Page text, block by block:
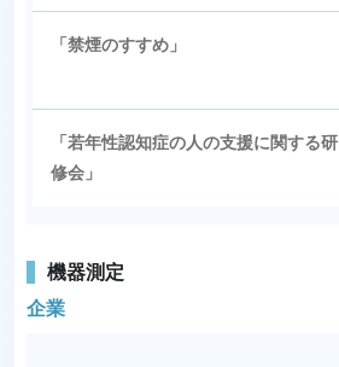
「禁煙のすすめ」
「若年性認知症の人の支援に関する研
修会」
機器測定
企業